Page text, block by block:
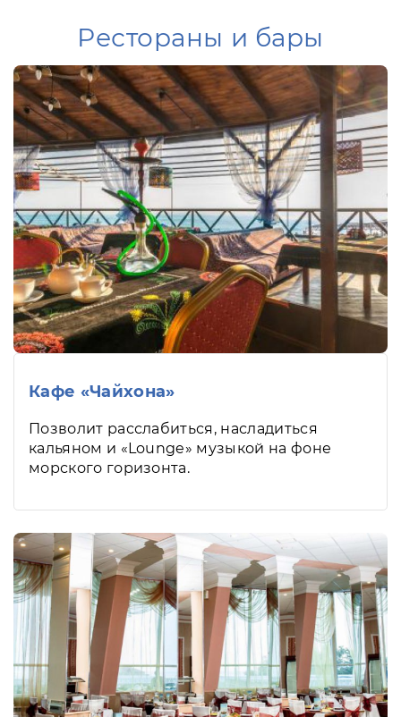
Рестораны и бары
Кафе «Чайхона»
Позволит расслабиться, насладиться
кальяном и «Lounge» музыкой на фоне
морского горизонта.